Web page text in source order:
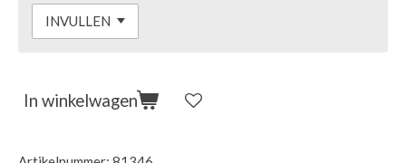
In winkelwagen